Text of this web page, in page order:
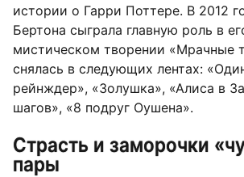
истории о Гарри Поттере. В 2012
Бертона сыграла главную роль в
мистическом творении «Мрачные
снялась в следующих лентах:
рейнждер», «Золушка», «Алиса в
шагов», «8 подруг Оушена».
Страсть и заморочки
пары